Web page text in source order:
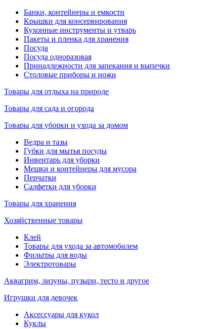
Банки, контейнеры и емкости
Крышки для консервирования
Кухонные инструменты и утварь
Пакеты и пленка для хранения
Посуда
Посуда одноразовая
Принадлежности для запекания и выпечки
Столовые приборы и ножи
Товары для отдыха на природе
Товары для сада и огорода
Товары для уборки и ухода за домом
Ведра и тазы
Губки для мытья посуды
Инвентарь для уборки
Мешки и контейнеры для мусора
Перчатки
Салфетки для уборки
Товары для хранения
Хозяйственные товары
Клей
Товары для ухода за автомобилем
Фильтры для воды
Электротовары
Аквагрим, лизуны, пузыри, тесто и другое
Игрушки для девочек
Аксессуары для кукол
Куклы